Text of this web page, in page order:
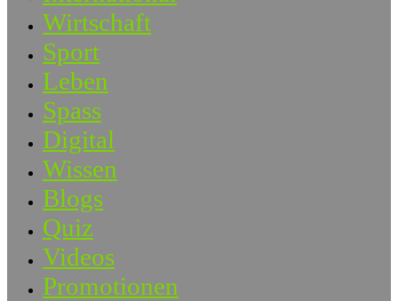
Wirtschaft
Sport
Leben
Spass
Digital
Wissen
Blogs
Quiz
Videos
Promotionen